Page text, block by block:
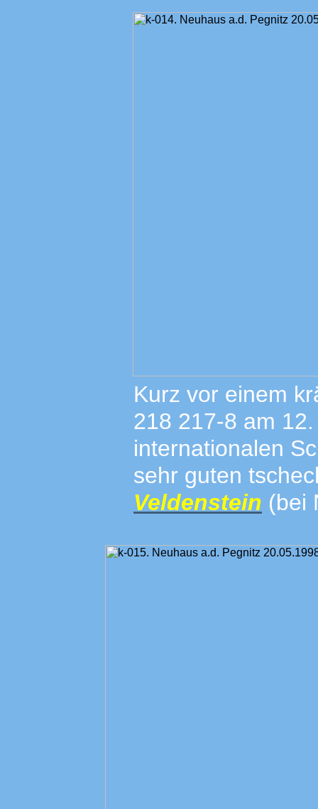
Kurz vor einem
218 217-8 am
internationalen
sehr guten
Veldenstein (bei